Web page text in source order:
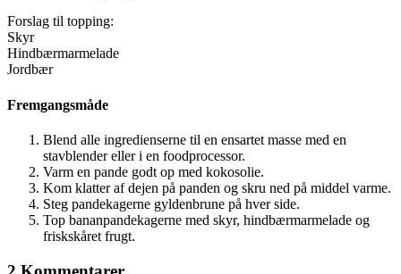
Forslag til topping:
Skyr
Hindbærmarmelade
Jordbær
Fremgangsmåde
Blend alle ingredienserne til en ensartet masse med en
stavblender eller i en foodprocessor.
Varm en pande godt op med kokosolie.
Kom klatter af dejen på panden og skru ned på middel varme.
Steg pandekagerne gyldenbrune på hver side.
Top bananpandekagerne med skyr, hindbærmarmelade og
friskskåret frugt.